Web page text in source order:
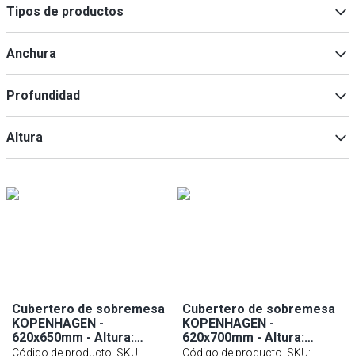
Tipos de productos
Accesorios para dispositivos de refrigeración
Mesas de caja
Soporte para cubiertos(2)
Anchura
Profundidad
Altura
Cubertero de sobremesa
KOPENHAGEN -
620x650mm - Altura:
450mm - Acero inoxidable
Código de producto, SKU:
Cubertero de sobremesa
KOPENHAGEN -
620x700mm - Altura:
1500mm - Acero
Código de producto, SKU: